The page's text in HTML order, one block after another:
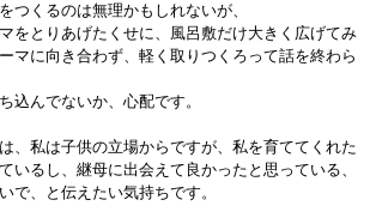
つくるのは無理かもしれないが、
をとりあげたくせに、風呂敷だけ大きく広げてみ
マに向き合わず、軽く取りつくろって話を終わら
込んでないか、心配です。
、私は子供の立場からですが、私を育ててくれた
いるし、継母に出会えて良かったと思っている、
で、と伝えたい気持ちです。